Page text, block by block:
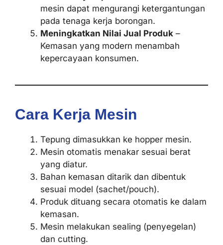
mesin dapat mengurangi ketergantungan
pada tenaga kerja borongan.
Meningkatkan Nilai Jual Produk –
Kemasan yang modern menambah
kepercayaan konsumen.
Cara Kerja Mesin
Tepung dimasukkan ke hopper mesin.
Mesin otomatis menakar sesuai berat
yang diatur.
Bahan kemasan ditarik dan dibentuk
sesuai model (sachet/pouch).
Produk dituang secara otomatis ke dalam
kemasan.
Mesin melakukan sealing (penyegelan)
dan cutting.